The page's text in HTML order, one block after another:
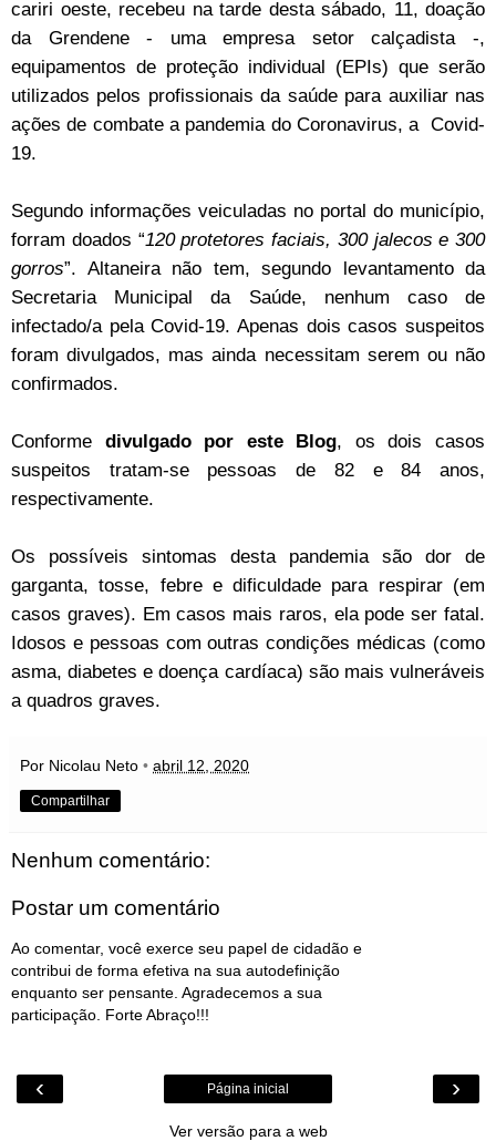
cariri oeste, recebeu na tarde desta sábado, 11, doação
da Grendene - uma empresa setor calçadista -,
equipamentos de proteção individual (EPIs) que serão
utilizados pelos profissionais da saúde para auxiliar nas
ações de combate a pandemia do Coronavirus, a Covid-
19.
Segundo informações veiculadas no portal do município,
forram doados “120 protetores faciais, 300 jalecos e 300
gorros”. Altaneira não tem, segundo levantamento da
Secretaria Municipal da Saúde, nenhum caso de
infectado/a pela Covid-19. Apenas dois casos suspeitos
foram divulgados, mas ainda necessitam serem ou não
confirmados.
Conforme divulgado por este Blog, os dois casos
suspeitos tratam-se pessoas de 82 e 84 anos,
respectivamente.
Os possíveis sintomas desta pandemia são dor de
garganta, tosse, febre e dificuldade para respirar (em
casos graves). Em casos mais raros, ela pode ser fatal.
Idosos e pessoas com outras condições médicas (como
asma, diabetes e doença cardíaca) são mais vulneráveis
a quadros graves.
Por Nicolau Neto • abril 12, 2020
Compartilhar
Nenhum comentário:
Postar um comentário
Ao comentar, você exerce seu papel de cidadão e
contribui de forma efetiva na sua autodefinição
enquanto ser pensante. Agradecemos a sua
participação. Forte Abraço!!!
‹ ›
Página inicial
Ver versão para a web